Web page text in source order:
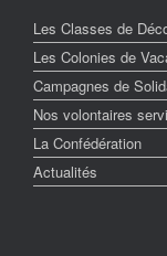
Les Classes de
Les Colonies de
Campagnes de
Nos volontaires
La Confédération
Actualités